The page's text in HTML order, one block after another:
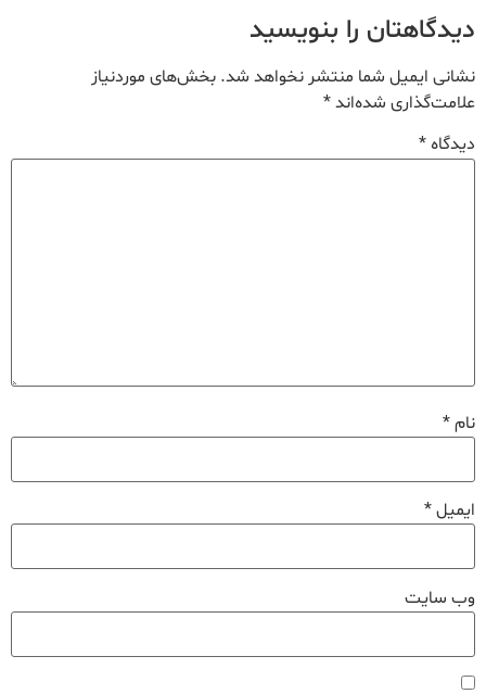
دیدگاهتان را بنویسید
نشانی ایمیل شما منتشر نخواهد شد. بخش‌های موردنیاز
علامت‌گذاری شده‌اند*
دیدگاه*
نام*
ایمیل*
وب‌ سایت